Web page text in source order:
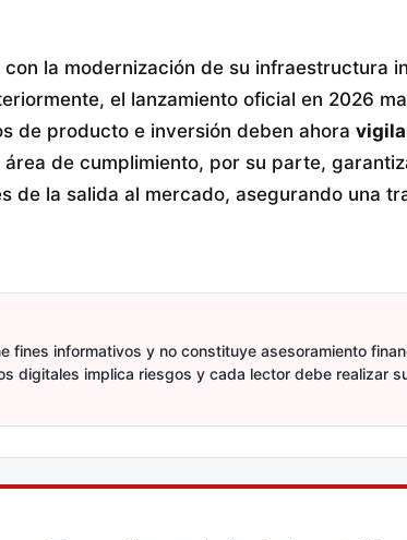
la modernización de su infraestructura
el lanzamiento oficial en 2026
de producto e inversión deben ahora
área de cumplimiento, por su parte,
de la salida al mercado, asegurando una
fines informativos y no constituye asesoramiento
digitales implica riesgos y cada lector debe realizar